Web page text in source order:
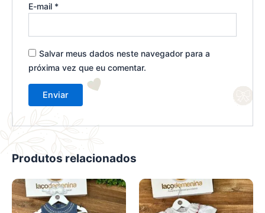
E-mail *
Salvar meus dados neste navegador para a
próxima vez que eu comentar.
Produtos relacionados
Este
produto
Este
produto